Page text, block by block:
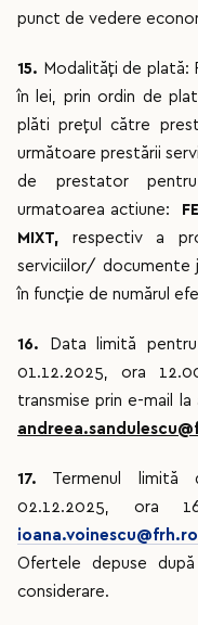
punct de vedere
15. Modalități de plată:
în lei, prin ordin de
plăti preţul către
următoare prestării
de prestator
urmatoarea actiune:
MIXT, respectiv a
serviciilor/ documente
în funcţie de numărul
16. Data limită pentru
01.12.2025, ora
transmise prin e-mail la
17. Termenul limită
02.12.2025, ora
ioana.voinescu@frh.ro
Ofertele depuse
considerare.